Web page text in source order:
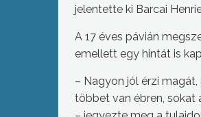
jelentette ki Barcai
A 17 éves pávián
emellett egy hintát is
– Nagyon jól érzi
többet van ébren, sokat